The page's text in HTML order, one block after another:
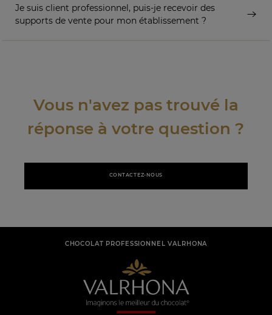
Je suis client professionnel, puis-je recevoir des
supports de vente pour mon établissement ?
Vous n'avez pas trouvé la
réponse à votre question ?
CONTACTEZ-NOUS
CHOCOLAT PROFESSIONNEL VALRHONA